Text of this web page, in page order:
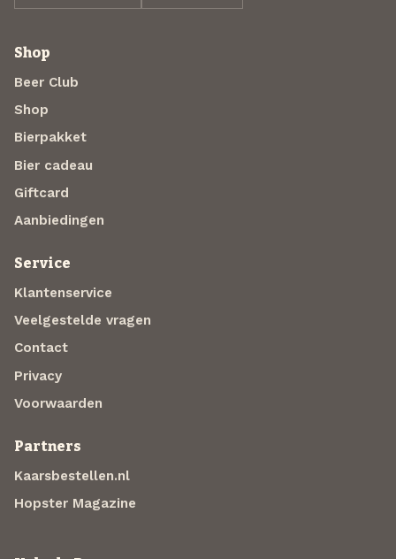
Shop
Beer Club
Shop
Bierpakket
Bier cadeau
Giftcard
Aanbiedingen
Service
Klantenservice
Veelgestelde vragen
Contact
Privacy
Voorwaarden
Partners
Kaarsbestellen.nl
Hopster Magazine